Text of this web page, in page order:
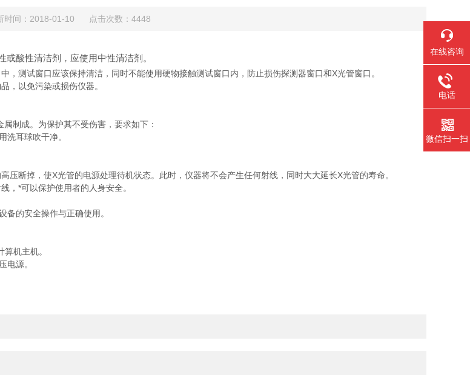
时间：2018-01-10 点击次数：4448
酸性清洁剂，应使用中性清洁剂。
测试窗口应该保持清洁，同时不能使用硬物接触测试窗口内，防止损伤探测器窗口和X光管窗口。
以免污染或损伤仪器。
制成。为保护其不受伤害，要求如下：
耳球吹干净。
断掉，使X光管的电源处理待机状态。此时，仪器将不会产生任何射线，同时大大延长X光管的寿命。
*可以保护使用者的人身安全。
的安全操作与正确使用。
机主机。
源。
在线咨询
电话
微信扫一扫